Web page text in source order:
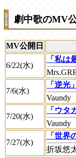
劇中歌のMV
MV公開日
6/22(水)
「私は
7/6(水)
「逆光」
Vaundy
7/20(水)
「ウタ
Vaundy
7/27(水)
「世界
折坂悠